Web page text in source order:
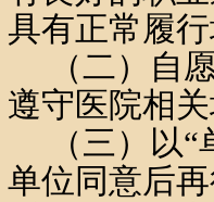
具有正常履
（二）自
遵守医院相
（三）以
单位同意后